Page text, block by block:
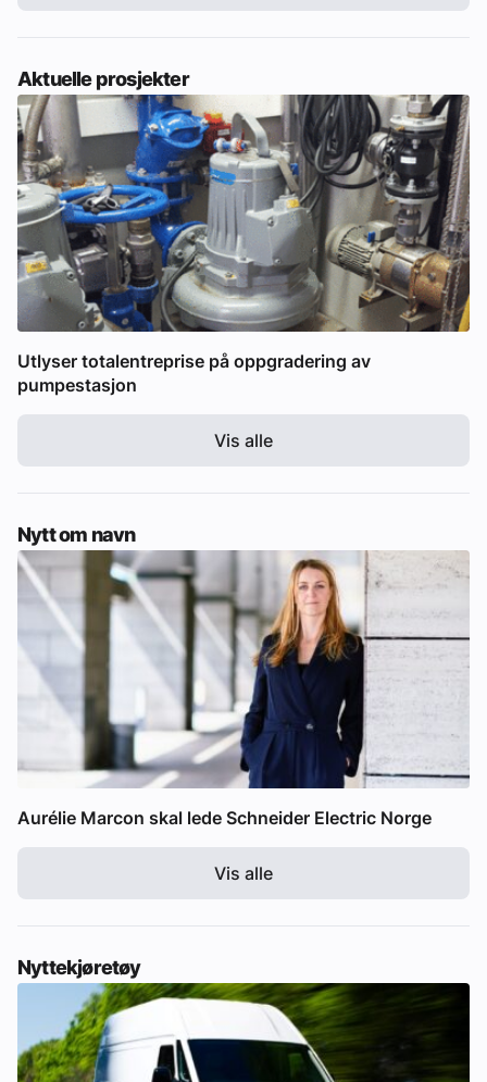
Aktuelle prosjekter
Utlyser totalentreprise på oppgradering av
pumpestasjon
Vis alle
Nytt om navn
Aurélie Marcon skal lede Schneider Electric Norge
Vis alle
Nyttekjøretøy